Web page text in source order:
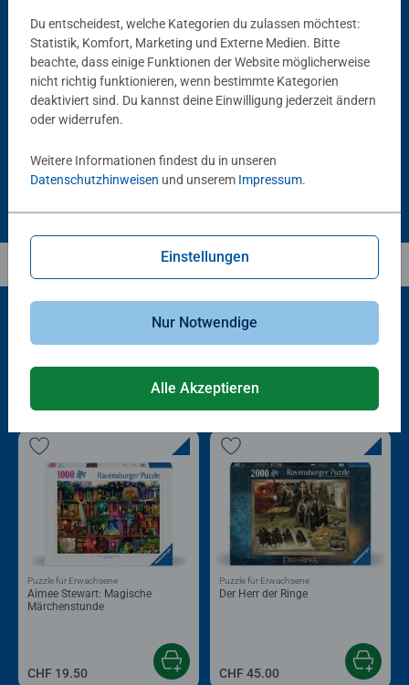
Puzzle Conserver Permanent
Durchschnittliche Bewertung 4.4 von 5 Sternen.
Puzzlezubehör
Puzzle-Rahmen, schwarz
Puzzlezubehör
Andere Kunden mögen auch
Aimee Stewart: Magische
Märchenstunde
Puzzle für Erwachsene
CHF 19.50
Der Herr der Ringe
Puzzle für Erwachsene
CHF 45.00
Du entscheidest, welche Kategorien du zulassen möchtest:
Statistik, Komfort, Marketing und Externe Medien. Bitte
beachte, dass einige Funktionen der Website möglicherweise
nicht richtig funktionieren, wenn bestimmte Kategorien
deaktiviert sind. Du kannst deine Einwilligung jederzeit ändern
oder widerrufen.
Weitere Informationen findest du in unseren
Datenschutzhinweisen und unserem Impressum.
Einstellungen
Nur Notwendige
Alle Akzeptieren